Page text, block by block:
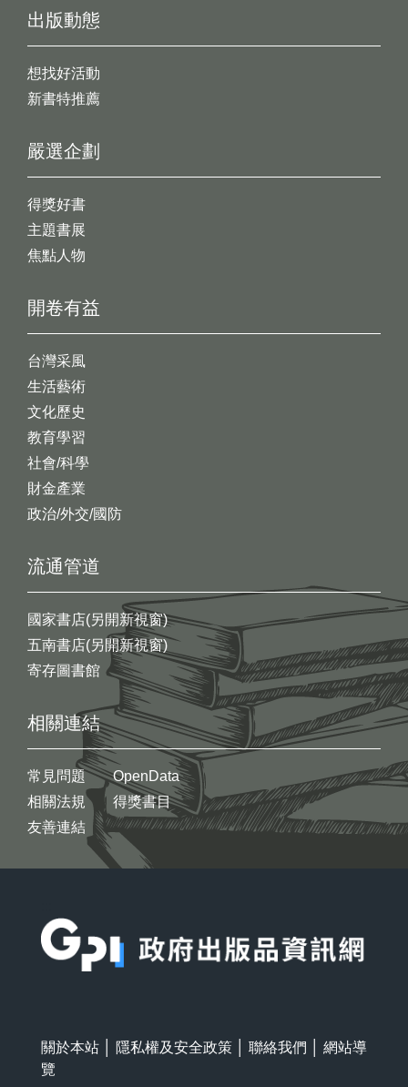
出版動態
想找好活動
新書特推薦
開卷有益
台灣采風
生活藝術
文化歷史
教育學習
社會/科學
財金產業
政治/外交/國防
嚴選企劃
得獎好書
主題書展
焦點人物
流通管道
國家書店(另開新視窗)
五南書店(另開新視窗)
寄存圖書館
相關連結
常見問題
相關法規
友善連結
OpenData
得獎書目
關於本站 隱私權及安全政策 聯絡我們
網站導
覽